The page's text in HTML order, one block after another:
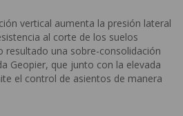
vertical aumenta la presión lateral
al corte de los suelos
resultado una sobre-consolidación
Geopier, que junto con la elevada
el control de asientos de manera